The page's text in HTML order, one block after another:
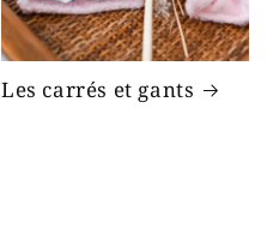
Les carrés et gants